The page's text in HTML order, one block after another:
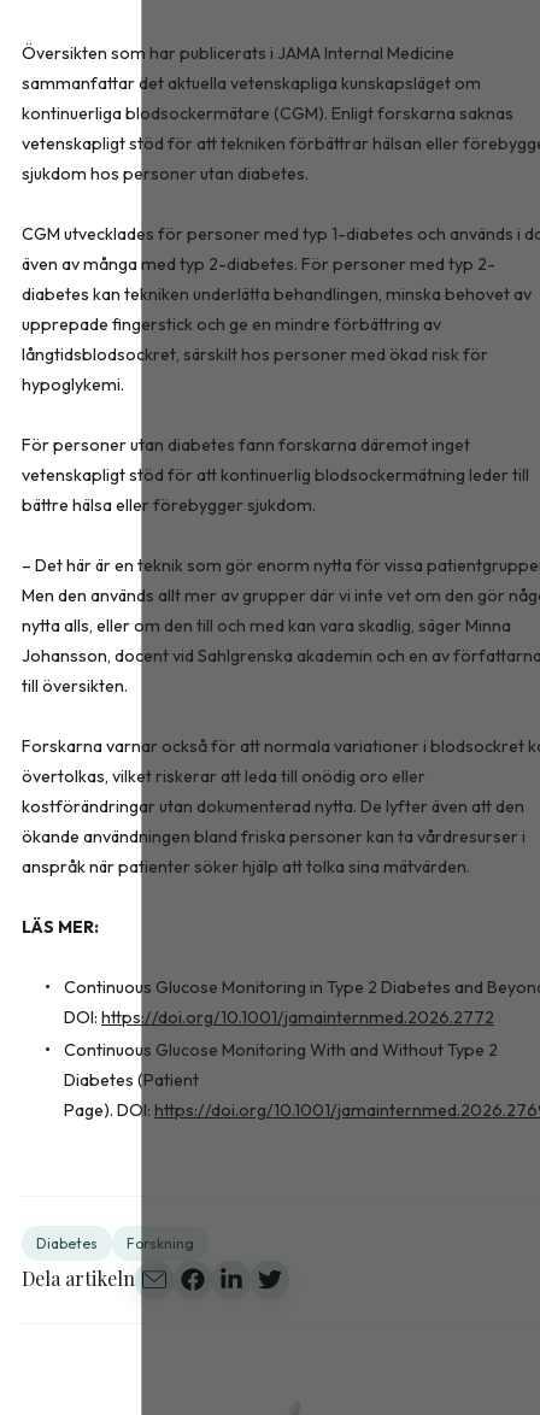
Översikten som har publicerats i JAMA Internal Medicine
sammanfattar det aktuella vetenskapliga kunskapsläget om
kontinuerliga blodsockermätare (CGM). Enligt forskarna saknas
vetenskapligt stöd för att tekniken förbättrar hälsan eller
sjukdom hos personer utan diabetes.
CGM utvecklades för personer med typ 1-diabetes och används i
även av många med typ 2-diabetes. För personer med typ 2-
diabetes kan tekniken underlätta behandlingen, minska behovet av
upprepade fingerstick och ge en mindre förbättring av
långtidsblodsockret, särskilt hos personer med ökad risk för
hypoglykemi.
För personer utan diabetes fann forskarna däremot inget
vetenskapligt stöd för att kontinuerlig blodsockermätning leder till
bättre hälsa eller förebygger sjukdom.
– Det här är en teknik som gör enorm nytta för vissa
Men den används allt mer av grupper där vi inte vet om den gör
nytta alls, eller om den till och med kan vara skadlig, säger Minna
Johansson, docent vid Sahlgrenska akademin och en av
till översikten.
Forskarna varnar också för att normala variationer i blodsockret
övertolkas, vilket riskerar att leda till onödig oro eller
kostförändringar utan dokumenterad nytta. De lyfter även att den
ökande användningen bland friska personer kan ta vårdresurser i
anspråk när patienter söker hjälp att tolka sina mätvärden.
LÄS MER:
Continuous Glucose Monitoring in Type 2 Diabetes and
DOI: https://doi.org/10.1001/jamainternmed.2026.2772
Continuous Glucose Monitoring With and Without Type 2
Diabetes (Patient
Page). DOI: https://doi.org/10.1001/
Diabetes Forskning
Dela artikeln